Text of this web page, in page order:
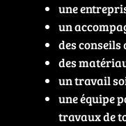
une
un
des
des
un travail
une équipe
travaux de